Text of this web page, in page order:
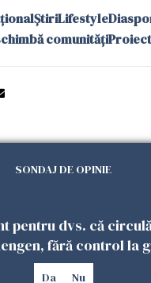
ȘtiriLifestyle
comunități
Gestionați
preferințele
Contact
SONDAJ DE OPINIE
pentru dvs. că
fără control la
Da Nu